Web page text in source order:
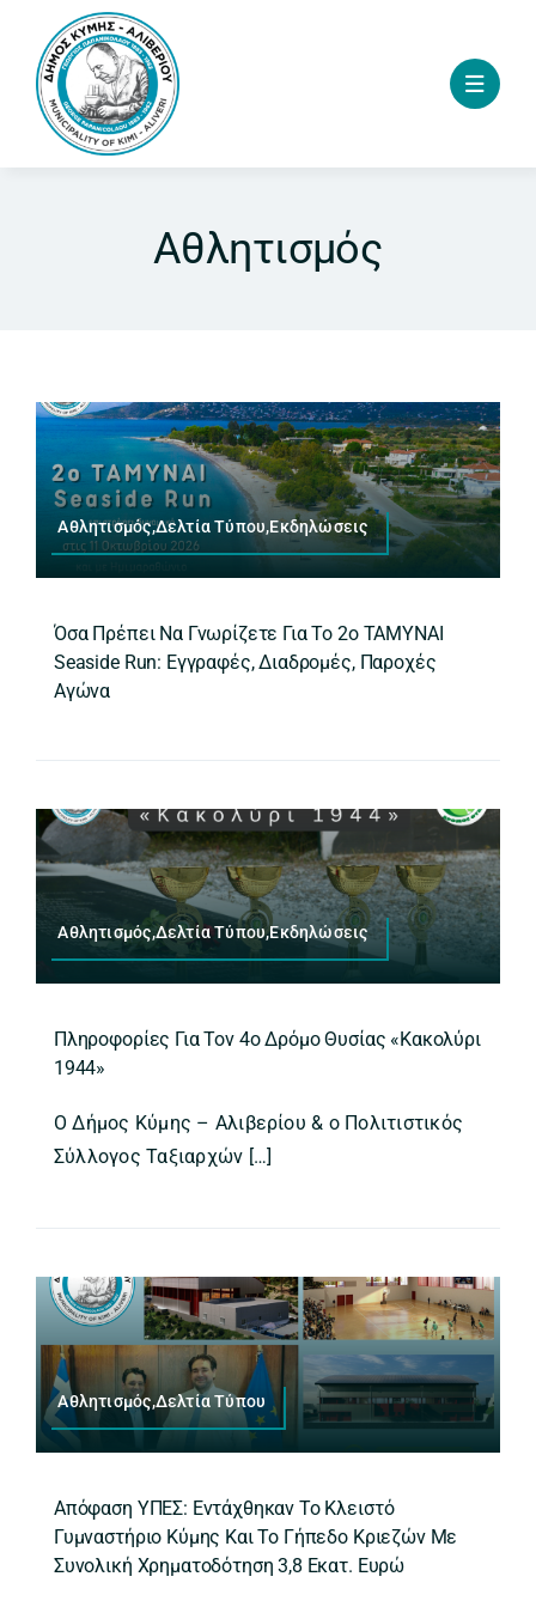
content
Αθλητισμός
Αθλητισμός,Δελτία Τύπου,Εκδηλώσεις
Όσα Πρέπει Να Γνωρίζετε Για Το 2ο ΤΑΜΥΝΑΙ
Seaside Run: Εγγραφές, Διαδρομές, Παροχές
Αγώνα
Αθλητισμός,Δελτία Τύπου,Εκδηλώσεις
Πληροφορίες Για Τον 4ο Δρόμο Θυσίας «Κακολύρι
1944»
Ο Δήμος Κύμης – Αλιβερίου & ο Πολιτιστικός
Σύλλογος Ταξιαρχών […]
Αθλητισμός,Δελτία Τύπου
Απόφαση ΥΠΕΣ: Εντάχθηκαν Το Κλειστό
Γυμναστήριο Κύμης Και Το Γήπεδο Κριεζών Με
Συνολική Χρηματοδότηση 3,8 Εκατ. Ευρώ